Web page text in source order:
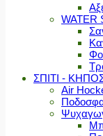
WATER
ΣΠΙΤΙ -
Air